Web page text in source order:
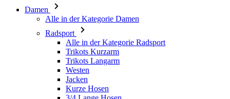
Damen
Alle in der Kategorie Damen
Radsport
Alle in der Kategorie Radsport
Trikots Kurzarm
Trikots Langarm
Westen
Jacken
Kurze Hosen